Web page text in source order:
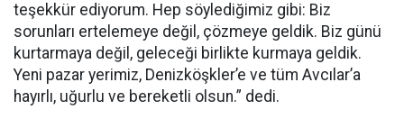
teşekkür ediyorum. Hep söylediğimiz gibi: Biz
sorunları ertelemeye değil, çözmeye geldik. Biz günü
kurtarmaya değil, geleceği birlikte kurmaya geldik.
Yeni pazar yerimiz, Denizköşkler’e ve tüm Avcılar’a
hayırlı, uğurlu ve bereketli olsun.” dedi.